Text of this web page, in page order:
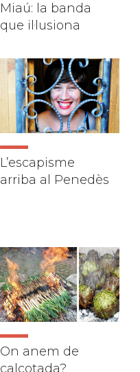
Miaú: la banda
que il·lusiona
L’escapisme
arriba al Penedès
On anem de
calçotada?